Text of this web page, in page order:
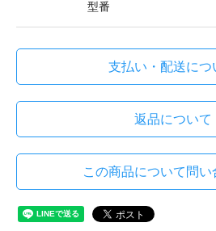
型番
支払い・配送につ
返品について
この商品について問い